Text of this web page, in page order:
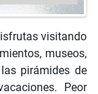
visitando
museos,
pirámides de
Peor